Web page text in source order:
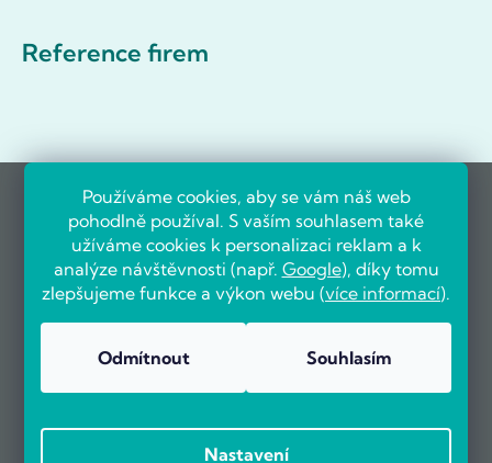
Používáme cookies, aby se vám náš web
pohodlně používal. S vaším souhlasem také
užíváme cookies k personalizaci reklam a k
analýze návštěvnosti (např. Google), díky tomu
zlepšujeme funkce a výkon webu (více informací).
Odmítnout Souhlasím
Nastavení
Reference firem